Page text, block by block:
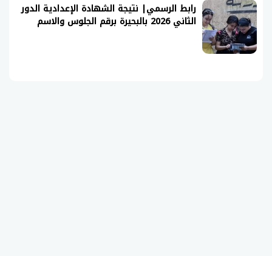
رابط الرسمي| نتيجة الشهادة الإعدادية الدور
الثاني 2026 بالبحيرة برقم الجلوس والاسم